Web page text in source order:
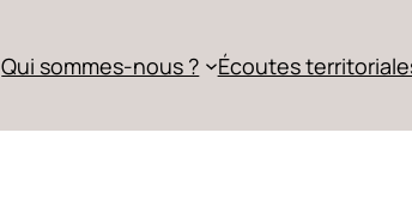
Qui sommes-nous ? Écoutes